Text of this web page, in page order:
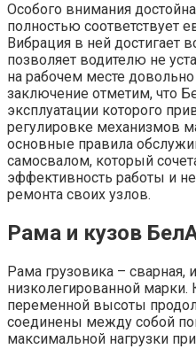
Особого внимания
полностью соответствует
Вибрация в ней достигает
позволяет водителю не
на рабочем месте
заключение отметим, что
эксплуатации которого
регулировке механизмов
основные правила
самосвалом, который
эффективность работы и
ремонта своих узлов.
Рама и кузов
Рама грузовика – сварная,
низколегированной марки.
переменной высоты
соединены между собой
максимальной нагрузки